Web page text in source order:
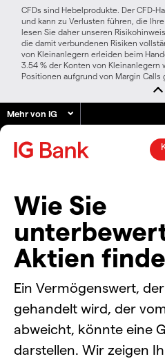
CFDs sind Hebelprodukte. Der CFD-
und kann zu Verlusten führen, die
lesen Sie daher unseren
die damit verbundenen Risiken
von Kleinanlegern erleiden beim
3.54 % der Konten von Kleinanlegern
Positionen aufgrund von Margin Calls
Mehr von IG
Wie Sie
Aktien
Ein Vermögenswert,
gehandelt wird, der vom
abweicht, könnte eine
darstellen. Wir zeigen